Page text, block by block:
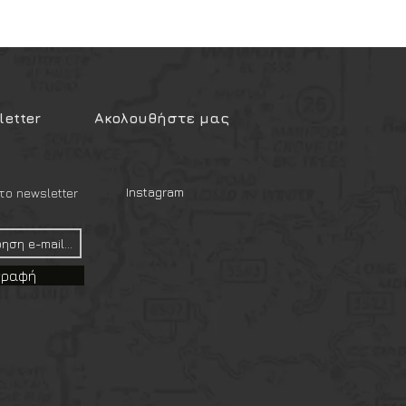
Ακολουθήστε μας
newsletter Instagram